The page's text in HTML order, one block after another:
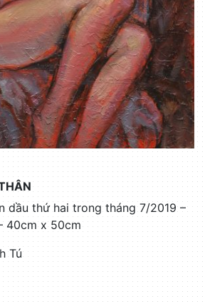
dầu thứ hai trong tháng 7/2019 –
40cm x 50cm
Tú